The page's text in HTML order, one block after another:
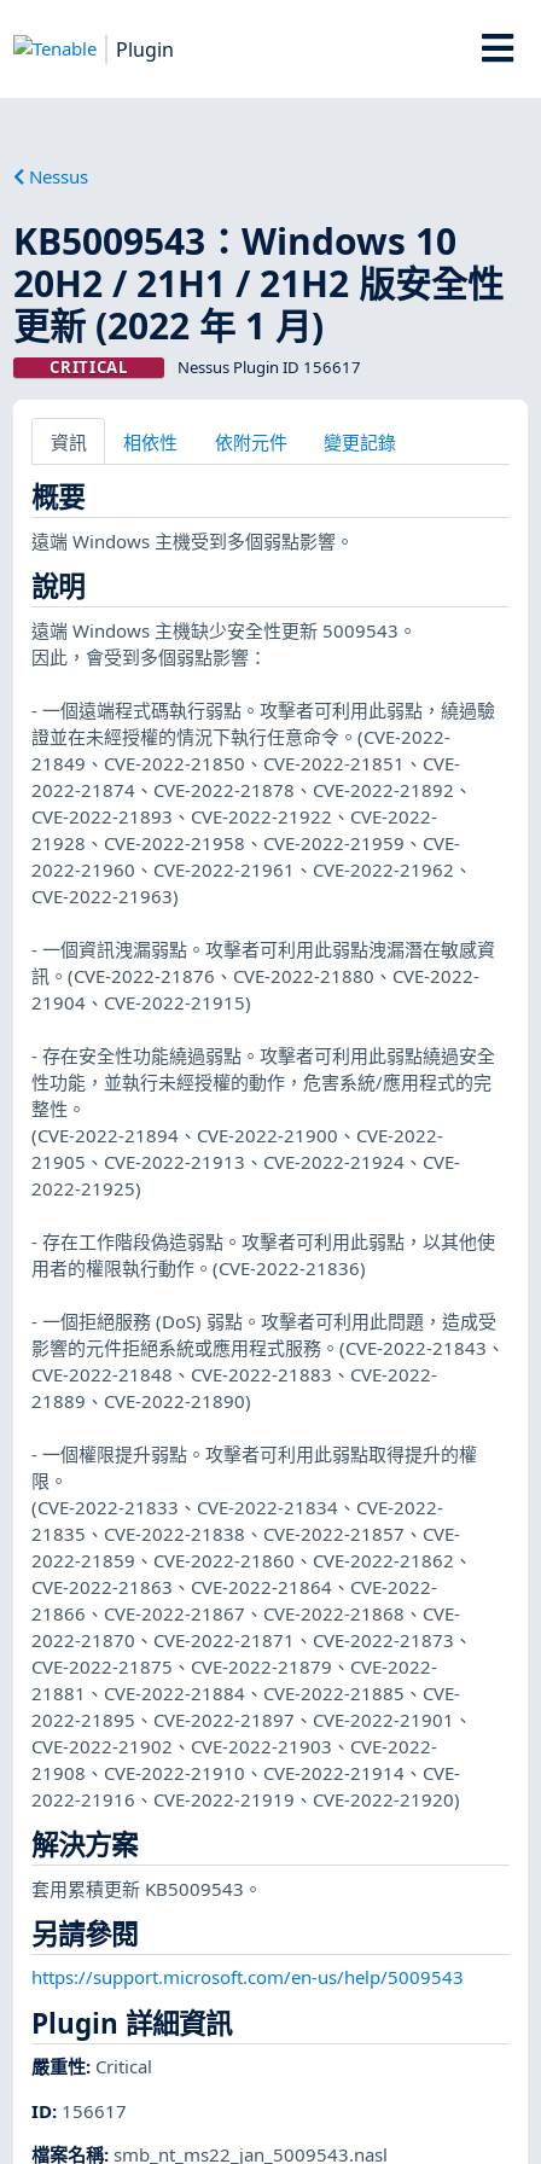
Plugin
Nessus
KB5009543：Windows 10
20H2 / 21H1 / 21H2 版安全性
更新 (2022 年 1 月)
CRITICAL Nessus Plugin ID 156617
資訊 相依性 依附元件 變更記錄
概要
遠端 Windows 主機受到多個弱點影響。
說明
遠端 Windows 主機缺少安全性更新 5009543。
因此，會受到多個弱點影響：
- 一個遠端程式碼執行弱點。攻擊者可利用此弱點，繞過驗
證並在未經授權的情況下執行任意命令。(CVE-2022-
21849、CVE-2022-21850、CVE-2022-21851、CVE-
2022-21874、CVE-2022-21878、CVE-2022-21892、
CVE-2022-21893、CVE-2022-21922、CVE-2022-
21928、CVE-2022-21958、CVE-2022-21959、CVE-
2022-21960、CVE-2022-21961、CVE-2022-21962、
CVE-2022-21963)
- 一個資訊洩漏弱點。攻擊者可利用此弱點洩漏潛在敏感資
訊。(CVE-2022-21876、CVE-2022-21880、CVE-2022-
21904、CVE-2022-21915)
- 存在安全性功能繞過弱點。攻擊者可利用此弱點繞過安全
性功能，並執行未經授權的動作，危害系統/應用程式的完
整性。
(CVE-2022-21894、CVE-2022-21900、CVE-2022-
21905、CVE-2022-21913、CVE-2022-21924、CVE-
2022-21925)
- 存在工作階段偽造弱點。攻擊者可利用此弱點，以其他使
用者的權限執行動作。(CVE-2022-21836)
- 一個拒絕服務 (DoS) 弱點。攻擊者可利用此問題，造成受
影響的元件拒絕系統或應用程式服務。(CVE-2022-21843、
CVE-2022-21848、CVE-2022-21883、CVE-2022-
21889、CVE-2022-21890)
- 一個權限提升弱點。攻擊者可利用此弱點取得提升的權
限。
(CVE-2022-21833、CVE-2022-21834、CVE-2022-
21835、CVE-2022-21838、CVE-2022-21857、CVE-
2022-21859、CVE-2022-21860、CVE-2022-21862、
CVE-2022-21863、CVE-2022-21864、CVE-2022-
21866、CVE-2022-21867、CVE-2022-21868、CVE-
2022-21870、CVE-2022-21871、CVE-2022-21873、
CVE-2022-21875、CVE-2022-21879、CVE-2022-
21881、CVE-2022-21884、CVE-2022-21885、CVE-
2022-21895、CVE-2022-21897、CVE-2022-21901、
CVE-2022-21902、CVE-2022-21903、CVE-2022-
21908、CVE-2022-21910、CVE-2022-21914、CVE-
2022-21916、CVE-2022-21919、CVE-2022-21920)
解決方案
套用累積更新 KB5009543。
另請參閱
https://support.microsoft.com/en-us/help/5009543
Plugin 詳細資訊
嚴重性: Critical
ID: 156617
檔案名稱:smb_nt_ms22_jan_5009543.nasl